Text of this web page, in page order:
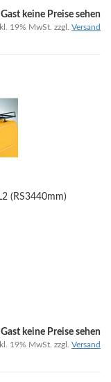
keine Preise sehen
19% MwSt. zzgl. Versand
(RS3440mm)
keine Preise sehen
19% MwSt. zzgl. Versand